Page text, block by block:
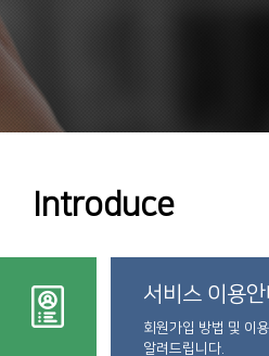
Introduce
서비스 이용안
회원가입 방법 및 이
알려드립니다.